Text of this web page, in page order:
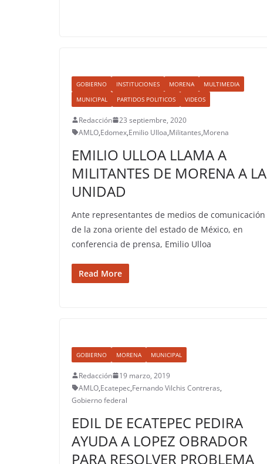
GOBIERNO INSTITUCIONES MORENA
MULTIMEDIA
MUNICIPAL
PARTIDOS POLITICOS VIDEOS
Redacción
23 septiembre, 2020
AMLO,Edomex,Emilio Ulloa,Militantes,Morena
EMILIO ULLOA LLAMA A
MILITANTES DE MORENA A LA
UNIDAD
Ante representantes de medios de comunicación
de la zona oriente del estado de México, en
conferencia de prensa, Emilio Ulloa
Read More
GOBIERNO MORENA MUNICIPAL
Redacción
19 marzo, 2019
AMLO,Ecatepec,Fernando Vilchis Contreras,
Gobierno federal
EDIL DE ECATEPEC PEDIRA
AYUDA A LOPEZ OBRADOR
PARA RESOLVER PROBLEMA